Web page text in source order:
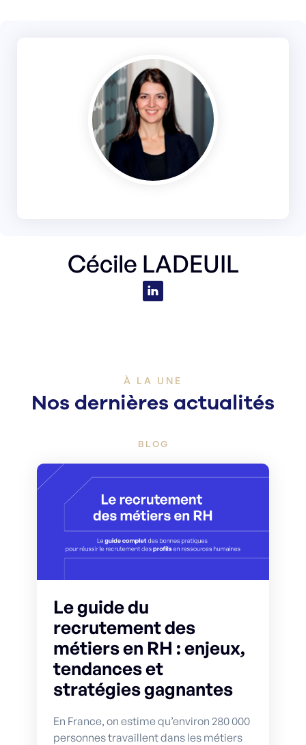
Cécile LADEUIL
À LA UNE
Nos dernières actualités
BLOG
Le guide du
recrutement des
métiers en RH : enjeux,
tendances et
stratégies gagnantes
En France, on estime qu’environ 280 000
personnes travaillent dans les métiers